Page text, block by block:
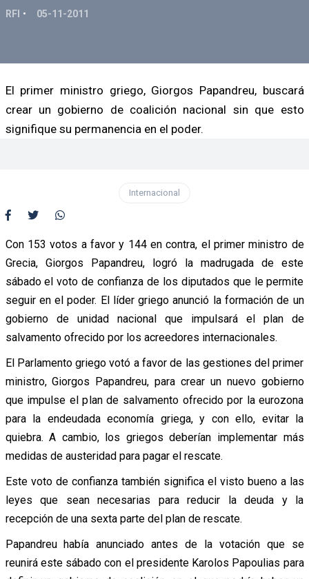
RFI 05-11-2011
El primer ministro griego, Giorgos Papandreu, buscará
crear un gobierno de coalición nacional sin que esto
signifique su permanencia en el poder.
Internacional
Con 153 votos a favor y 144 en contra, el primer ministro de
Grecia, Giorgos Papandreu, logró la madrugada de este
sábado el voto de confianza de los diputados que le permite
seguir en el poder. El líder griego anunció la formación de un
gobierno de unidad nacional que impulsará el plan de
salvamento ofrecido por los acreedores internacionales.
El Parlamento griego votó a favor de las gestiones del primer
ministro, Giorgos Papandreu, para crear un nuevo gobierno
que impulse el plan de salvamento ofrecido por la eurozona
para la endeudada economía griega, y con ello, evitar la
quiebra. A cambio, los griegos deberían implementar más
medidas de austeridad para pagar el rescate.
Este voto de confianza también significa el visto bueno a las
leyes que sean necesarias para reducir la deuda y la
recepción de una sexta parte del plan de rescate.
Papandreu había anunciado antes de la votación que se
reunirá este sábado con el presidente Karolos Papoulias para